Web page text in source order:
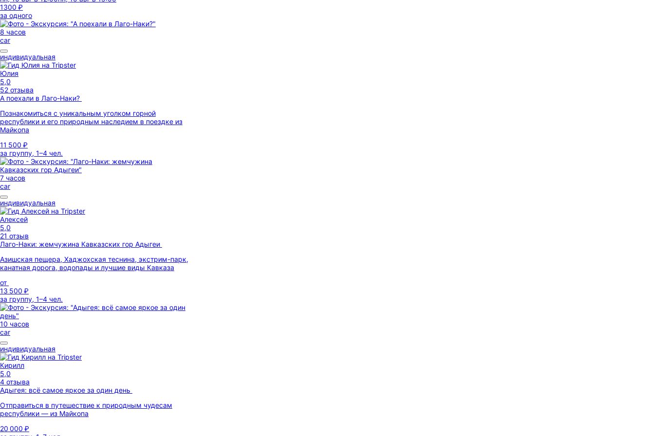
1300 ₽
за одного
8 часов
car
индивидуальная
Юлия
5,0
52 отзыва
А поехали в Лаго-Наки?
Познакомиться с уникальным уголком горной
республики и его природным наследием в поездке из
Майкопа
11 500 ₽
за группу, 1–4 чел.
7 часов
car
индивидуальная
Алексей
5,0
21 отзыв
Лаго-Наки: жемчужина Кавказских гор Адыгеи
Азишская пещера, Хаджохская теснина, экстрим-парк,
канатная дорога, водопады и лучшие виды Кавказа
от
13 500 ₽
за группу, 1–4 чел.
10 часов
car
индивидуальная
Кирилл
5,0
4 отзыва
Адыгея: всё самое яркое за один день
Отправиться в путешествие к природным чудесам
республики — из Майкопа
20 000 ₽